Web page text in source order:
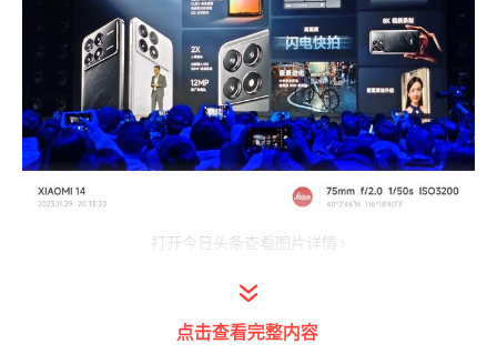
打开今日头条查看图片详情
点击查看完整内容